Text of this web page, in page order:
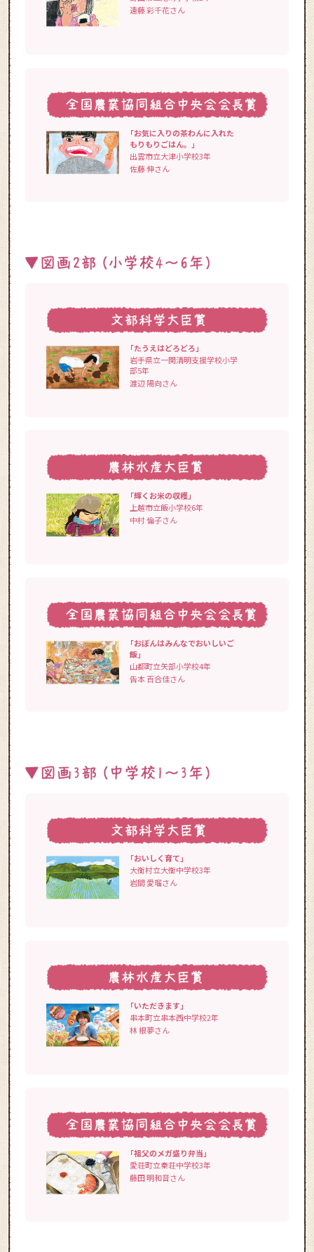
遠藤 彩千花さん
「お気に入りの茶わんに入れた
もりもりごはん。」
出雲市立大津小学校3年
佐藤 伸さん
「たうえはどろどろ」
岩手県立一関清明支援学校小学
部5年
渡辺 陽向さん
「輝くお米の収穫」
上越市立飯小学校6年
中村 倫子さん
「おぼんはみんなでおいしいご
飯」
山都町立矢部小学校4年
告本 百合佳さん
「おいしく育て」
大衡村立大衡中学校3年
岩間 愛瑠さん
「いただきます」
串本町立串本西中学校2年
林 根夢さん
「祖父のメガ盛り弁当」
愛荘町立秦荘中学校3年
藤田 明和音さん